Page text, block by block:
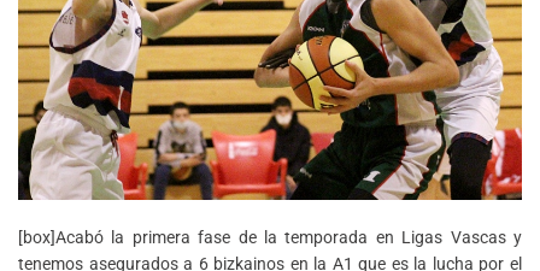
[box]Acabó la primera fase de la temporada en Ligas Vascas y
tenemos asegurados a 6 bizkainos en la A1 que es la lucha por el